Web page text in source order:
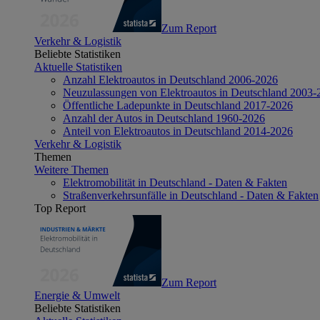
Zum Report
Verkehr & Logistik
Beliebte Statistiken
Aktuelle Statistiken
Anzahl Elektroautos in Deutschland 2006-2026
Neuzulassungen von Elektroautos in Deutschland 2003-
Öffentliche Ladepunkte in Deutschland 2017-2026
Anzahl der Autos in Deutschland 1960-2026
Anteil von Elektroautos in Deutschland 2014-2026
Verkehr & Logistik
Themen
Weitere Themen
Elektromobilität in Deutschland - Daten & Fakten
Straßenverkehrsunfälle in Deutschland - Daten & Fakten
Top Report
Zum Report
Energie & Umwelt
Beliebte Statistiken